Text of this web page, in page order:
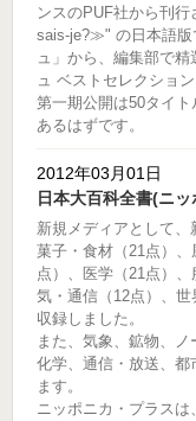
ンスのPUF社から刊
sais-je?≫" の日本語版
ュ」から、編集部で
ュ ベストセレクショ
第一期公開は50タイ
あるはずです。
2012年03月01日
日本大百科全書(ニ
新規メディアとして、
菓子・食材（21点）
点）、医学（21点）
気・通信（12点）、
収録しました。
また、気象、鉱物、
化学、通信・放送、
ます。
ニッポニカ・プラス